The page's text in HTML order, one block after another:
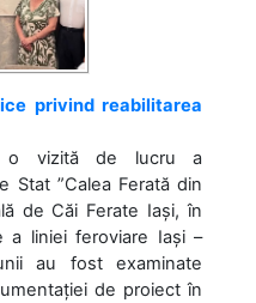
privind reabilitarea
o vizită de lucru a
Stat ”Calea Ferată din
de Căi Ferate Iași, în
a liniei feroviare Iași –
au fost examinate
de proiect în